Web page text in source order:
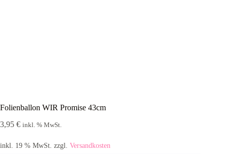
Folienballon WIR Promise 43cm
3,95 € inkl. % MwSt.
inkl. 19 % MwSt. zzgl. Versandkosten